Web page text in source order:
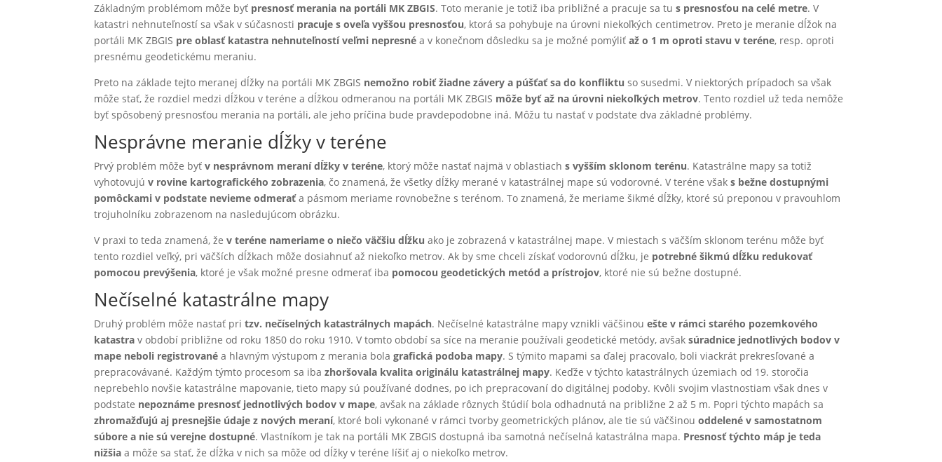
Základným problémom môže byť presnosť merania na portáli MK ZBGIS. Toto meranie je totiž iba približné a pracuje sa tus presnosťou na celé metre. V
katastri nehnuteľností sa však v súčasnosti pracuje s oveľa vyššou presnosťou, ktorá sa pohybuje na úrovni niekoľkých centimetrov. Preto je meranie dĺžok na
portáli MK ZBGIS pre oblasť katastra nehnuteľností veľmi nepresné a v konečnom dôsledku sa je možné pomýliťaž o 1 m oproti stavu v teréne, resp. oproti
presnému geodetickému meraniu.
Preto na základe tejto meranej dĺžky na portáli MK ZBGIS nemožno robiť žiadne závery a púšťať sa do konfliktu so susedmi. V niektorých prípadoch sa však
môže stať, že rozdiel medzi dĺžkou v teréne a dĺžkou odmeranou na portáli MK ZBGIS môže byť až na úrovni niekoľkých metrov. Tento rozdiel už teda nemôže
byť spôsobený presnosťou merania na portáli, ale jeho príčina bude pravdepodobne iná. Môžu tu nastať v podstate dva základné problémy.
Nesprávne meranie dĺžky v teréne
Prvý problém môže byťv nesprávnom meraní dĺžky v teréne, ktorý môže nastať najmä v oblastiachs vyšším sklonom terénu. Katastrálne mapy sa totiž
vyhotovujúv rovine kartografického zobrazenia, čo znamená, že všetky dĺžky merané v katastrálnej mape sú vodorovné. V teréne všaks bežne dostupnými
pomôckami v podstate nevieme odmeraťa pásmom meriame rovnobežne s terénom. To znamená, že meriame šikmé dĺžky, ktoré sú preponou v pravouhlom
trojuholníku zobrazenom na nasledujúcom obrázku.
V praxi to teda znamená, žev teréne nameriame o niečo väčšiu dĺžku ako je zobrazená v katastrálnej mape. V miestach s väčším sklonom terénu môže byť
tento rozdiel veľký, pri väčších dĺžkach môže dosiahnuť až niekoľko metrov. Ak by sme chceli získať vodorovnú dĺžku, je potrebné šikmú dĺžku redukovať
pomocou prevýšenia, ktoré je však možné presne odmerať iba pomocou geodetických metód a prístrojov, ktoré nie sú bežne dostupné.
Nečíselné katastrálne mapy
Druhý problém môže nastať pritzv. nečíselných katastrálnych mapách. Nečíselné katastrálne mapy vznikli väčšinouešte v rámci starého pozemkového
katastra v období približne od roku 1850 do roku 1910. V tomto období sa síce na meranie používali geodetické metódy, avšaksúradnice jednotlivých bodov v
mape neboli registrované a hlavným výstupom z merania bolagrafická podoba mapy. S týmito mapami sa ďalej pracovalo, boli viackrát prekresľované a
prepracovávané. Každým týmto procesom sa ibazhoršovala kvalita originálu katastrálnej mapy. Keďže v týchto katastrálnych územiach od 19. storočia
neprebehlo novšie katastrálne mapovanie, tieto mapy sú používané dodnes, po ich prepracovaní do digitálnej podoby. Kvôli svojim vlastnostiam však dnes v
podstate nepoznáme presnosť jednotlivých bodov v mape, avšak na základe rôznych štúdií bola odhadnutá na približne 2 až 5 m. Popri týchto mapách sa
zhromažďujú aj presnejšie údaje z nových meraní, ktoré boli vykonané v rámci tvorby geometrických plánov, ale tie sú väčšinouoddelené v samostatnom
súbore a nie sú verejne dostupné. Vlastníkom je tak na portáli MK ZBGIS dostupná iba samotná nečíselná katastrálna mapa. Presnosť týchto máp je teda
nižšia a môže sa stať, že dĺžka v nich sa môže od dĺžky v teréne líšiť aj o niekoľko metrov.